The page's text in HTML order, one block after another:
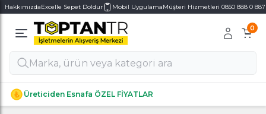
HakkımızdaExcelle Sepet Doldur Mobil UygulamaMüşteri Hizmetleri 0850 888 0 887
0
Üreticiden Esnafa ÖZEL FİYATLAR
Alt Kategoriler
Alt Kategoriler